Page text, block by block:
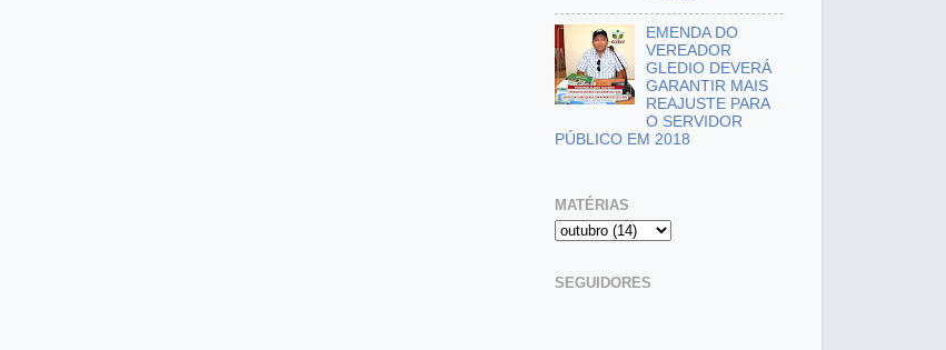
EMENDA DO
VEREADOR
GLEDIO DEVERÁ
GARANTIR MAIS
REAJUSTE PARA
O SERVIDOR
PÚBLICO EM 2018
MATÉRIAS
SEGUIDORES